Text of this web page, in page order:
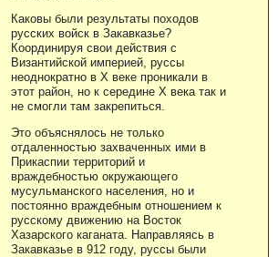
Каковы были результаты походов
русских войск в Закавказье?
Координируя свои действия с
Византийской империей, руссы
неоднократно в X веке проникали в
этот район, но к середине X века так и
не смогли там закрепиться.
Это объяснялось не только
отдаленностью захваченных ими в
Прикаспии территорий и
враждебностью окружающего
мусульманского населения, но и
постоянно враждебным отношением к
русскому движению на Восток
Хазарского каганата. Направляясь в
Закавказье в 912 году, руссы были